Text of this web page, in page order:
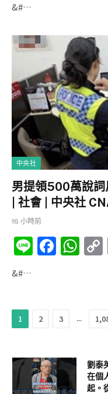
e
b
o
o
k
s
A
p
p
&#…
中央社
男提領500萬說詞
| 社會 | 中央社
16 小時前
Li F
b
o
k
W
A
p
&#…
1 2 3 ...
劉泰
在個
起。